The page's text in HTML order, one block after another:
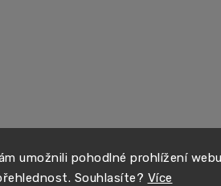
umožnili pohodlné prohlížení webu
Souhlasíte? Více